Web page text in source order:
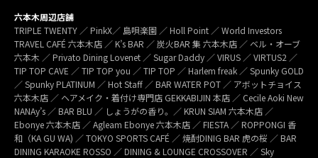
六本木周辺店舗
TRIPLE TWENTY ／ PinkX／ 島唄楽園 ／ Holl Point ／ World Investors
TRAVEL CAFÉ 六本木店 ／ K’s BAR ／ 炭火BAR 集 六本木店 ／ ベル・オーブ
六本木 ／ Privato Dining Lovenet ／ Sugar Daddy ／ VIRUS ／ VIRTUS2 ／
TIP TOP CAVE ／ TIP TOP you ／ TIP TOP ／ Harlem freak ／ Spunky GOLD
／ Spunky PLATINUM ／ Hot Staff ／ BAR WATER POT ／ アボットチョイス
六本木店 ／ ヘアメイク・着付け専門店 GEKKABIJIN 本店 ／ Cecile Aoki New
NANAy’s ／ BAR BLU ／ しょうがの香り。／ KRUN SIAM 六本木店 ／
Ebonye 六本木店 ／ Agleam Ebonye 六本木店 ／ FIESTA ／ ROPPONGI 香
和（KA GU WA) ／ TOKYO SPORTS CAFÉ ／ 焼酎DINIG BAR 虎の桜 ／ BAR
DINING KARAOKE ROSSO ／ DINING & LOUNGE CROSSOVER ／ Sky